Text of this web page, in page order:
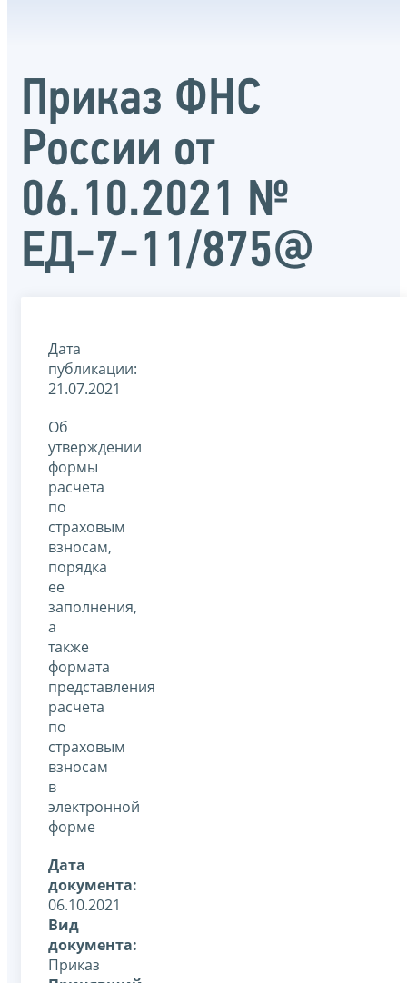
Приказ ФНС
России от
06.10.2021 №
ЕД-7-11/875@
Дата
публикации:
21.07.2021
Об
утверждении
формы
расчета
по
страховым
взносам,
порядка
ее
заполнения,
а
также
формата
представления
расчета
по
страховым
взносам
в
электронной
форме
Дата
документа:
06.10.2021
Вид
документа:
Приказ